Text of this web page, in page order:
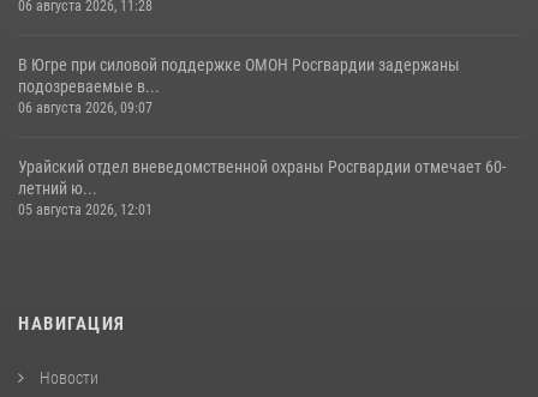
06 августа 2026, 11:28
В Югре при силовой поддержке ОМОН Росгвардии задержаны
подозреваемые в...
06 августа 2026, 09:07
Урайский отдел вневедомственной охраны Росгвардии отмечает 60-
летний ю...
05 августа 2026, 12:01
НАВИГАЦИЯ
Новости